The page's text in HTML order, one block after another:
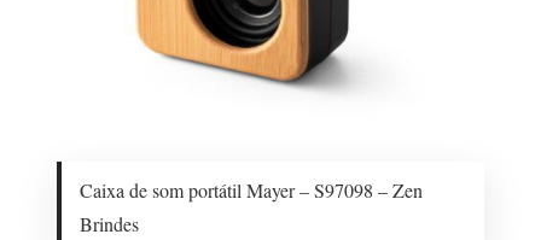
Caixa de som portátil Mayer – S97098 – Zen
Brindes